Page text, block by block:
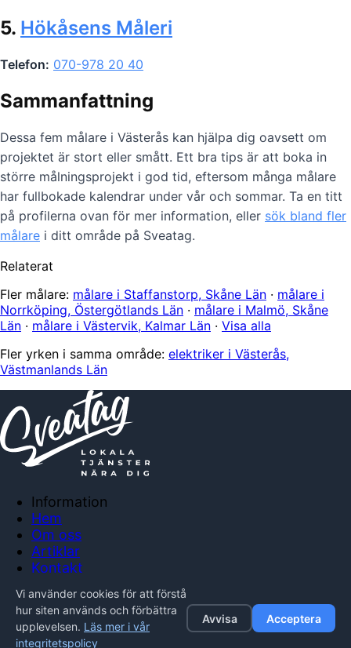
5. Hökåsens Måleri
Telefon: 070-978 20 40
Sammanfattning
Dessa fem målare i Västerås kan hjälpa dig oavsett om
projektet är stort eller smått. Ett bra tips är att boka in
större målningsprojekt i god tid, eftersom många målare
har fullbokade kalendrar under vår och sommar. Ta en titt
på profilerna ovan för mer information, eller sök bland fler
målare i ditt område på Sveatag.
Relaterat
Fler målare: målare i Staffanstorp, Skåne Län · målare i
Norrköping, Östergötlands Län · målare i Malmö, Skåne
Län · målare i Västervik, Kalmar Län · Visa alla
Fler yrken i samma område: elektriker i Västerås,
Västmanlands Län
Information
Hem
Om oss
Artiklar
Kontakt
Integritetspolicy
© 2026 Sveatag. Alla rättigheter förbehållna.
Vi använder cookies för att förstå
hur siten används och förbättra
upplevelsen. Läs mer i vår
integritetspolicy
Avvisa Acceptera